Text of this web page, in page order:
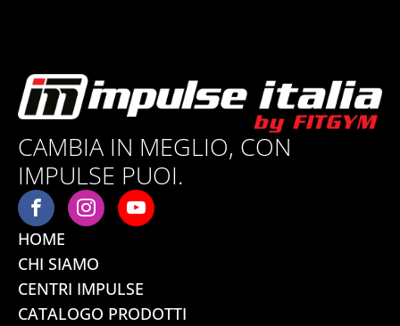
CAMBIA IN MEGLIO, CON
IMPULSE PUOI.
HOME
CHI SIAMO
CENTRI IMPULSE
CATALOGO PRODOTTI